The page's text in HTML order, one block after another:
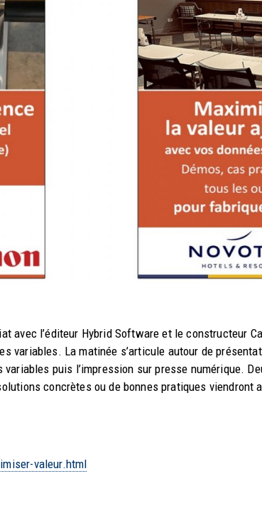
avec l’éditeur Hybrid Software et le constructeur
variables. La matinée s’articule autour de
puis l’impression sur presse numérique.
concrètes ou de bonnes pratiques viendront
valeur.html